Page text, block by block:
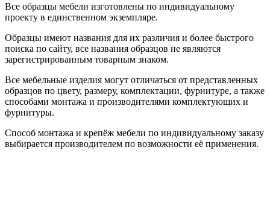
Все образцы мебели изготовлены по индивидуальному
проекту в единственном экземпляре.
Образцы имеют названия для их различия и более быстрого
поиска по сайту, все названия образцов не являются
зарегистрированным товарным знаком.
Все мебельные изделия могут отличаться от представленных
образцов по цвету, размеру, комплектации, фурнитуре, а также
способами монтажа и производителями комплектующих и
фурнитуры.
Способ монтажа и крепёж мебели по индивидуальному заказу
выбирается производителем по возможности её применения.